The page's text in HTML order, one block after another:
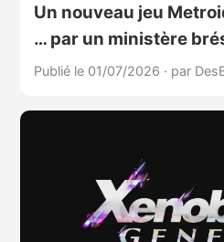
Un nouveau jeu
… par un ministère
Publié le 01/07/2026 · par